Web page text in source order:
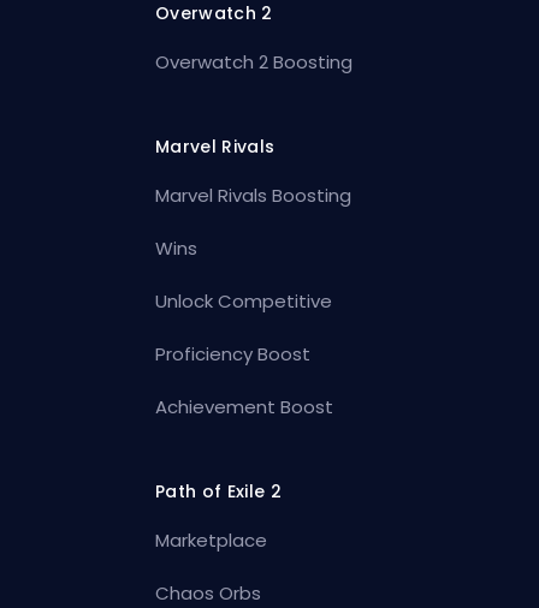
Overwatch 2
Overwatch 2 Boosting
Marvel Rivals
Marvel Rivals Boosting
Wins
Unlock Competitive
Proficiency Boost
Achievement Boost
Path of Exile 2
Marketplace
Chaos Orbs